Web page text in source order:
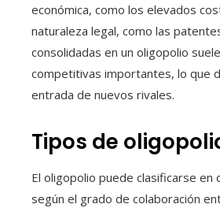
económica, como los elevados
naturaleza legal, como las
consolidadas en un oligopolio
competitivas importantes, lo que
entrada de nuevos rivales.
Tipos de
El oligopolio puede clasificarse
según el grado de colaboración